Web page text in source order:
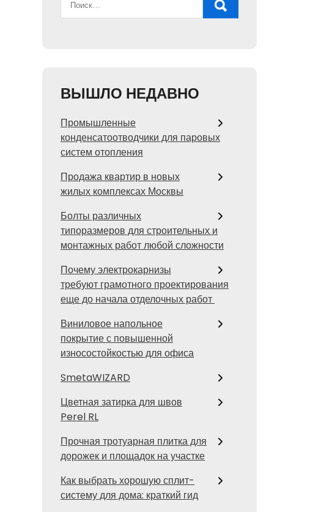
ВЫШЛО НЕДАВНО
Промышленные
конденсатоотводчики для паровых
систем отопления
Продажа квартир в новых
жилых комплексах Москвы
Болты различных
типоразмеров для строительных и
монтажных работ любой сложности
Почему электрокарнизы
требуют грамотного проектирования
еще до начала отделочных работ
Виниловое напольное
покрытие с повышенной
износостойкостью для офиса
SmetaWIZARD
Цветная затирка для швов
Perel RL
Прочная тротуарная плитка для
дорожек и площадок на участке
Как выбрать хорошую сплит-
систему для дома: краткий гид